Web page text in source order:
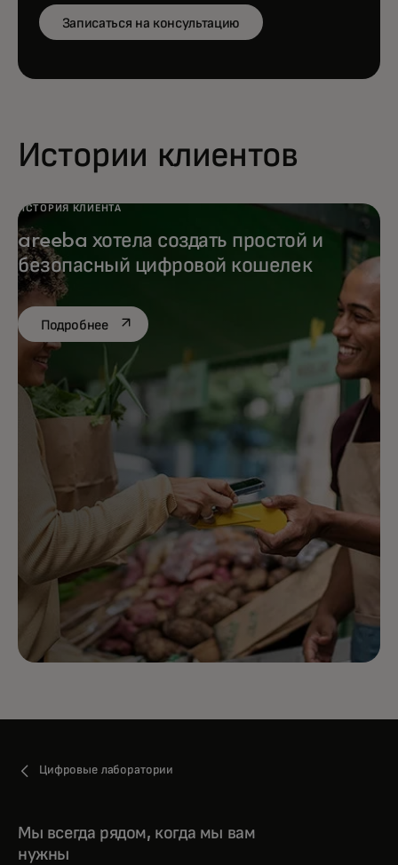
Записаться на консультацию
Истории клиентов
ИСТОРИЯ КЛИЕНТА
areeba хотела создать простой и
безопасный цифровой кошелек
Подробнееopens in a new tab
Цифровые лаборатории
Мы всегда рядом, когда мы вам
нужны